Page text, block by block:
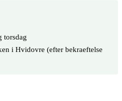
torsdag
i Hvidovre (efter bekraeftelse